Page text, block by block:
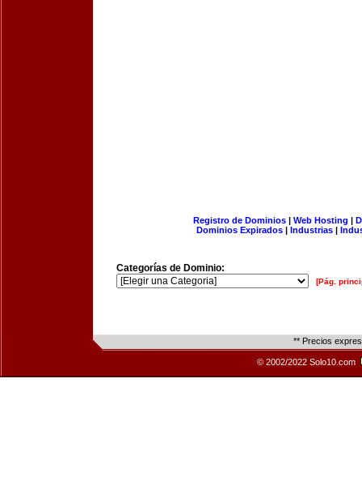
Registro de Dominios| Web Hosting |
Dominios Expirados | Industrias |
Categorías de Dominio:
[Pág.
** Precios
© 2002/2022 Solo10.com